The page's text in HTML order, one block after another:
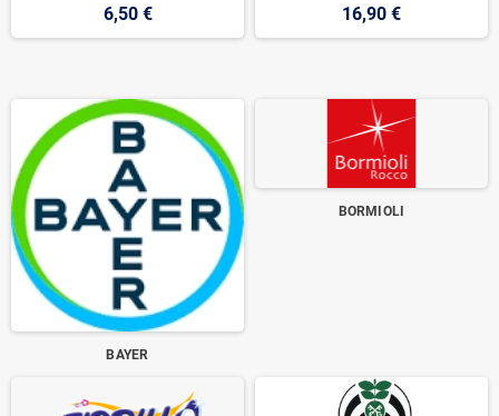
6,50 € 16,90 €
BAYER
BORMIOLI